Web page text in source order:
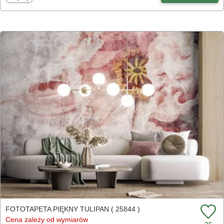
FOTOTAPETA PIĘKNY TULIPAN ( 25844 )
Cena zależy od wymiarów